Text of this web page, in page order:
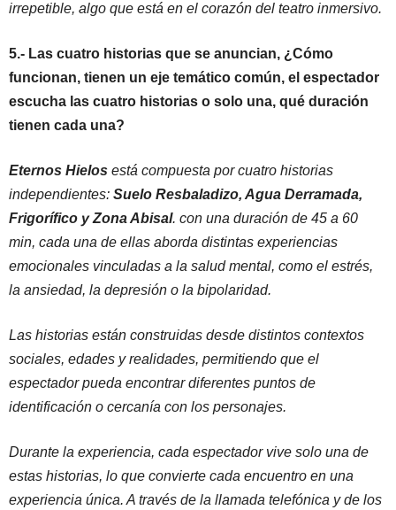
irrepetible, algo que está en el corazón del teatro inmersivo.
5.- Las cuatro historias que se anuncian, ¿Cómo
funcionan, tienen un eje temático común, el espectador
escucha las cuatro historias o solo una, qué duración
tienen cada una?
Eternos Hielos está compuesta por cuatro historias
independientes: Suelo Resbaladizo, Agua Derramada,
Frigorífico y Zona Abisal. con una duración de 45 a 60
min, cada una de ellas aborda distintas experiencias
emocionales vinculadas a la salud mental, como el estrés,
la ansiedad, la depresión o la bipolaridad.
Las historias están construidas desde distintos contextos
sociales, edades y realidades, permitiendo que el
espectador pueda encontrar diferentes puntos de
identificación o cercanía con los personajes.
Durante la experiencia, cada espectador vive solo una de
estas historias, lo que convierte cada encuentro en una
experiencia única. A través de la llamada telefónica y de los